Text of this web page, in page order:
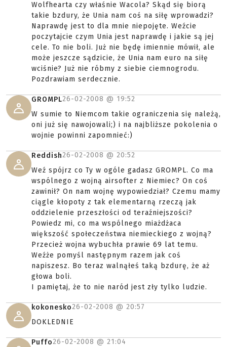
Wolfhearta czy właśnie Wacola? Skąd się biorą
takie bzdury, że Unia nam coś na siłę wprowadzi?
Naprawdę jest to dla mnie niepojęte. Weźcie
poczytajcie czym Unia jest naprawdę i jakie są jej
cele. To nie boli. Już nie będę imiennie mówił, ale
może jeszcze sądzicie, że Unia nam euro na siłę
wciśnie? Już nie róbmy z siebie ciemnogrodu.
Pozdrawiam serdecznie.
GROMPL26-02-2008 @ 19:52
W sumie to Niemcom takie ograniczenia się należą,
oni już się nawojowali;) i na najbliższe pokolenia o
wojnie powinni zapomnieć:)
Reddish26-02-2008 @ 20:52
Weź spójrz co Ty w ogóle gadasz GROMPL. Co ma
wspólnego z wojną airsofter z Niemiec? On coś
zawinił? On nam wojnę wypowiedział? Czemu mamy
ciągle kłopoty z tak elementarną rzeczą jak
oddzielenie przeszłości od teraźniejszości?
Powiedz mi, co ma wspólnego miażdżaca
większość społeczeństwa niemieckiego z wojną?
Przecież wojna wybuchła prawie 69 lat temu.
Weźże pomyśl następnym razem jak coś
napiszesz. Bo teraz walnąłeś taką bzdurę, że aż
głowa boli.
I pamiętaj, że to nie naród jest zły tylko ludzie.
kokonesko26-02-2008 @ 20:57
DOKLEDNIE
Puffo26-02-2008 @ 21:04